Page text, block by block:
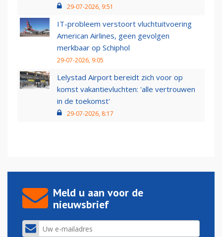
29-07-2026, 9:51
IT-probleem verstoort vluchtuitvoering
American Airlines, geen gevolgen
merkbaar op Schiphol
29-07-2026, 9:05
Lelystad Airport bereidt zich voor op
komst vakantievluchten: 'alle vertrouwen
in de toekomst'
29-07-2026, 8:17
Meld u aan voor de
nieuwsbrief